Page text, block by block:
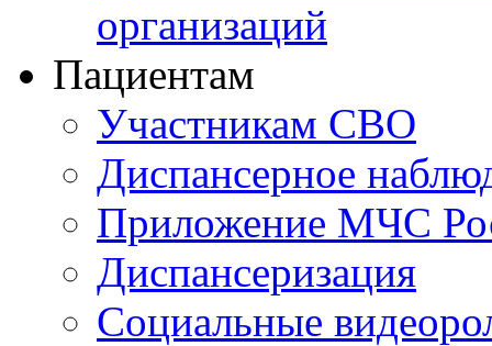
организаций
Пациентам
Участникам СВО
Диспансерное
Приложение МЧС
Диспансеризация
Социальные